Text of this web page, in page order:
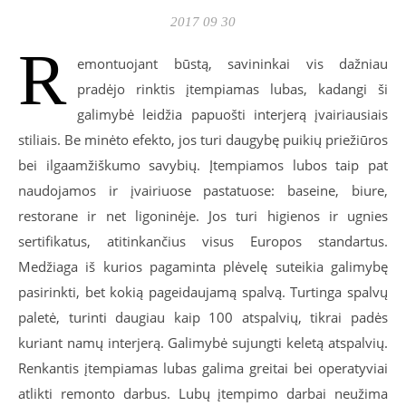
2017 09 30
R
emontuojant būstą, savininkai vis dažniau
pradėjo rinktis įtempiamas lubas, kadangi ši
galimybė leidžia papuošti interjerą įvairiausiais
stiliais. Be minėto efekto, jos turi daugybę puikių priežiūros
bei ilgaamžiškumo savybių. Įtempiamos lubos taip pat
naudojamos ir įvairiuose pastatuose: baseine, biure,
restorane ir net ligoninėje. Jos turi higienos ir ugnies
sertifikatus, atitinkančius visus Europos standartus.
Medžiaga iš kurios pagaminta plėvelę suteikia galimybę
pasirinkti, bet kokią pageidaujamą spalvą. Turtinga spalvų
paletė, turinti daugiau kaip 100 atspalvių, tikrai padės
kuriant namų interjerą. Galimybė sujungti keletą atspalvių.
Renkantis įtempiamas lubas galima greitai bei operatyviai
atlikti remonto darbus. Lubų įtempimo darbai neužima